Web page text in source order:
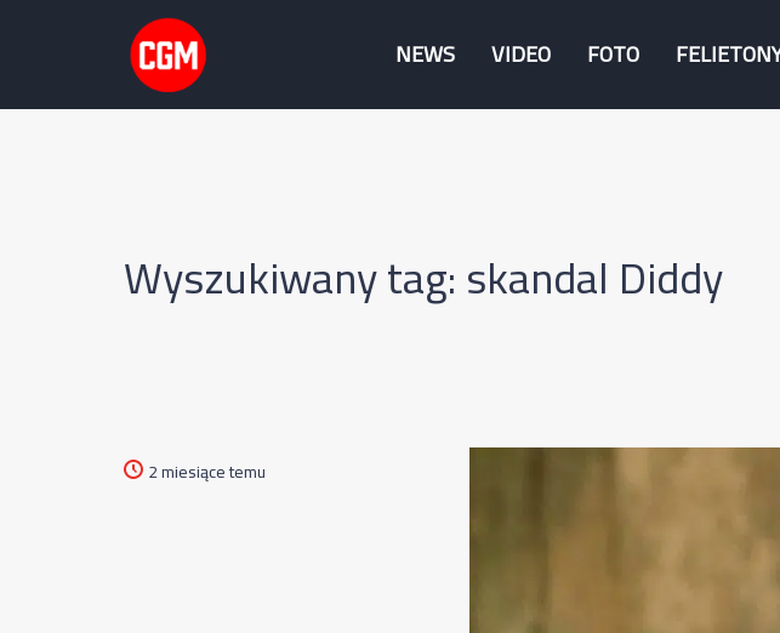
NEWS VIDEO FOTO
Wyszukiwany tag: skandal Diddy
2 miesiące temu